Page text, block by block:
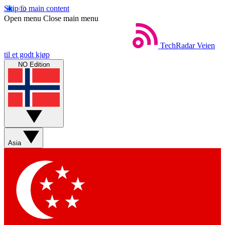
Skip to main content
Open menu Close main menu
TechRadar Veien
til et godt kjøp
NO Edition
Asia